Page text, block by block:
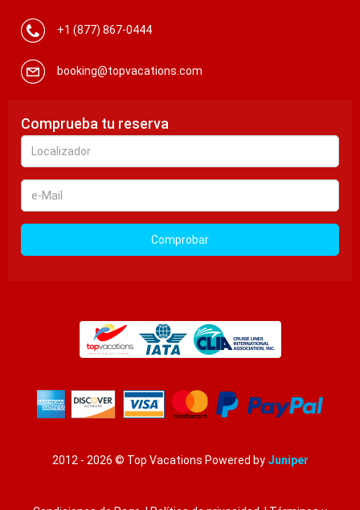
+1 (877) 867-0444
booking@topvacations.com
Comprueba tu reserva
Localizador
e-
Mail
Comprobar
2012 - 2026 © Top Vacations Powered by Juniper